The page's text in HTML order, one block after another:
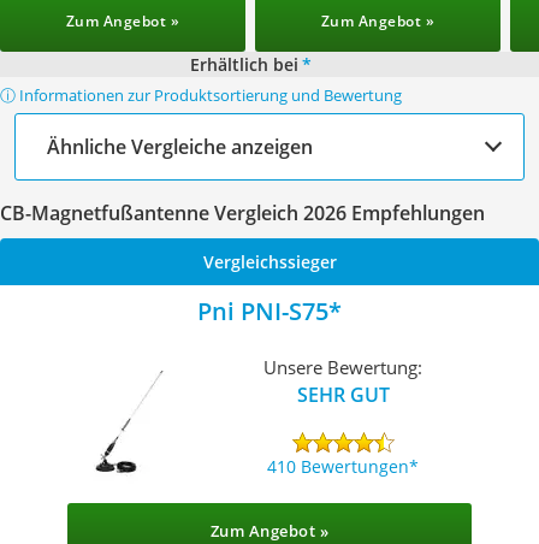
Zum Angebot » Zum Angebot »
Erhältlich bei *
ⓘ Informationen zur Produktsortierung und Bewertung
Ähnliche Vergleiche anzeigen
CB-Magnetfußantenne Vergleich 2026 Empfehlungen
Vergleichssieger
Pni PNI-S75
Unsere Bewertung:
SEHR GUT
410 Bewertungen
Zum Angebot »